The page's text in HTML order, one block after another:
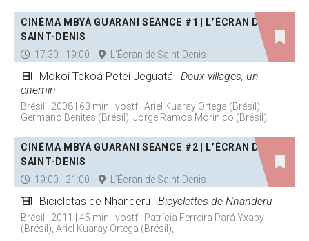
CINÉMA MBYÁ GUARANI SÉANCE #1 | L’ÉCRAN DE
SAINT-DENIS
17:30 - 19:00
L’Écran de Saint-Denis
Mokoi Tekoá Petei Jeguatá | Deux villages, un
chemin
Brésil | 2008 | 63 min | vostf | Ariel Kuaray Ortega (Brésil),
Germano Benites (Brésil), Jorge Ramos Morinico (Brésil),
CINÉMA MBYÁ GUARANI SÉANCE #2 | L’ÉCRAN DE
SAINT-DENIS
19:00 - 21:00
L’Écran de Saint-Denis
Bicicletas de Nhanderu | Bicyclettes de Nhanderu
Brésil | 2011 | 45 min | vostf | Patrícia Ferreira Pará Yxapy
(Brésil), Ariel Kuaray Ortega (Brésil),